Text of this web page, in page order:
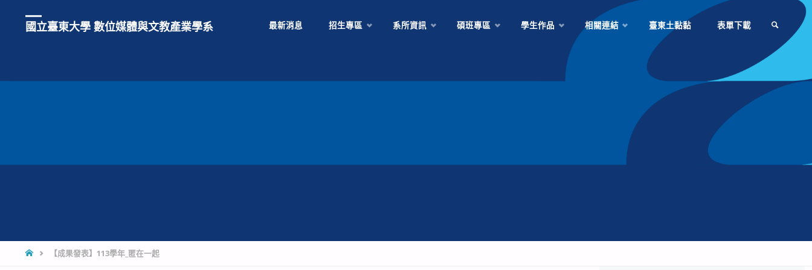
國立臺東大學 數位媒體與文教產業學系 最新消息 招生專區 系所資訊 碩班專區 學生作品 相關連結 臺東土黏黏 表單下載
【成果發表】113學年_匿在一起​